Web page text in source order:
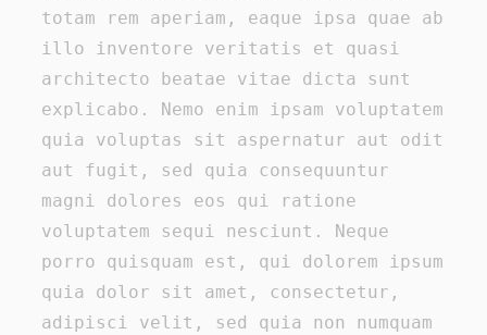
totam rem aperiam, eaque ipsa quae ab
illo inventore veritatis et quasi
architecto beatae vitae dicta sunt
explicabo. Nemo enim ipsam voluptatem
quia voluptas sit aspernatur aut odit
aut fugit, sed quia consequuntur
magni dolores eos qui ratione
voluptatem sequi nesciunt. Neque
porro quisquam est, qui dolorem ipsum
quia dolor sit amet, consectetur,
adipisci velit, sed quia non numquam